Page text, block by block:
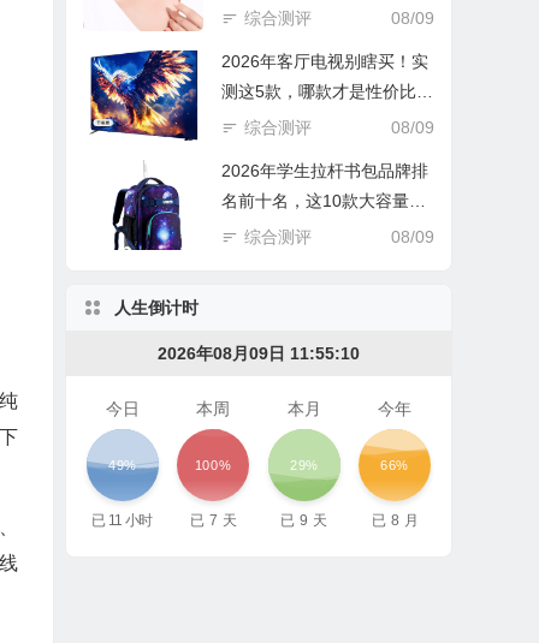
省一半钱！
08/09
综合测评
2026年客厅电视别瞎买！实
测这5款，哪款才是性价比之
王？
08/09
综合测评
2026年学生拉杆书包品牌排
名前十名，这10款大容量减
负，护脊设计超赞！
08/09
综合测评
人生倒计时
2026年08月09日 11:55:11
今日
49%
已 11 小时
本周
100%
已 7 天
本月
29%
已 9 天
今年
66%
已 8 月